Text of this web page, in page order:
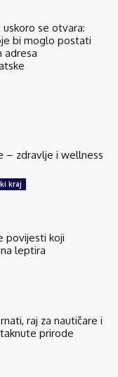
se otvara:
bi moglo postati
adresa
– zdravlje i wellness
kraj
povijesti koji
leptira
raj za nautičare i
prirode